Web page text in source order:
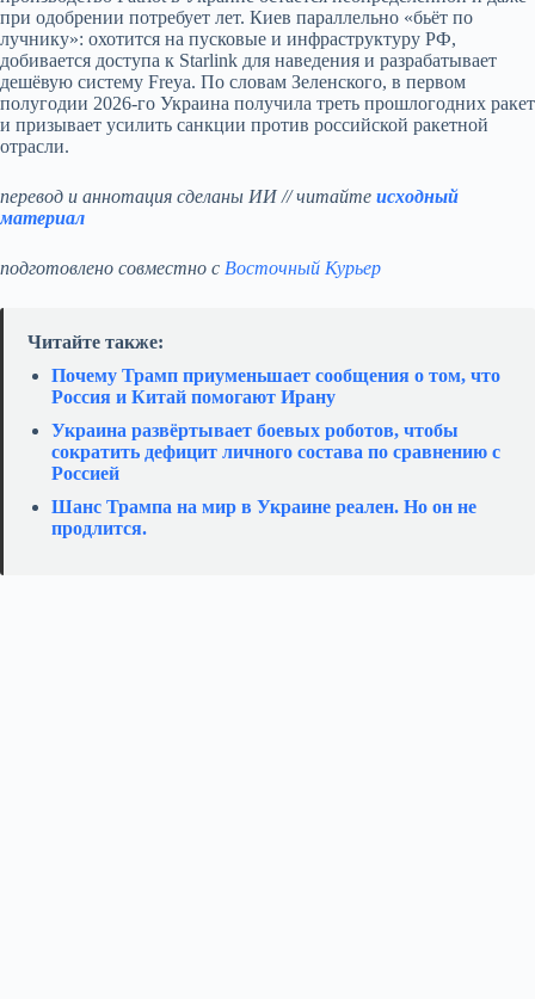
при одобрении потребует лет. Киев параллельно «бьёт по
лучнику»: охотится на пусковые и инфраструктуру РФ,
добивается доступа к Starlink для наведения и разрабатывает
дешёвую систему Freya. По словам Зеленского, в первом
полугодии 2026‑го Украина получила треть прошлогодних ракет
и призывает усилить санкции против российской ракетной
отрасли.
перевод и аннотация сделаны ИИ // читайте исходный
материал
подготовлено совместно с Восточный Курьер
Читайте также:
Почему Трамп приуменьшает сообщения о том, что
Россия и Китай помогают Ирану
Украина развёртывает боевых роботов, чтобы
сократить дефицит личного состава по сравнению с
Россией
Шанс Трампа на мир в Украине реален. Но он не
продлится.